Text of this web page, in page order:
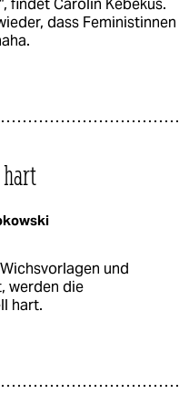
dass Feministinnen
und
werden die
hart.